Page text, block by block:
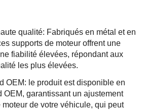
qualité: Fabriqués en métal et en
supports de moteur offrent une
fiabilité élevées, répondant aux
les plus élevées.
OEM: le produit est disponible en
OEM, garantissant un ajustement
moteur de votre véhicule, qui peut